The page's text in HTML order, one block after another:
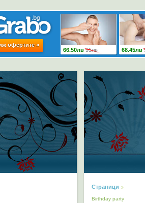
Страници
Birthday party